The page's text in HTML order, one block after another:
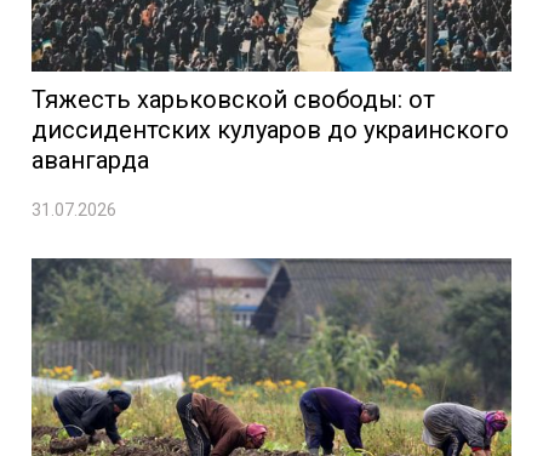
Тяжесть харьковской свободы: от
диссидентских кулуаров до украинского
авангарда
31.07.2026